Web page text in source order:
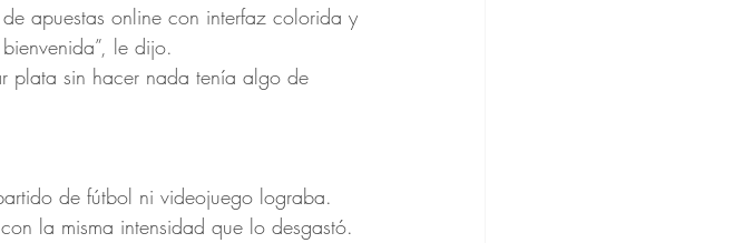
apuestas online con interfaz colorida y
le dijo.
plata sin hacer nada tenía algo de
de fútbol ni videojuego lograba.
la misma intensidad que lo desgastó.